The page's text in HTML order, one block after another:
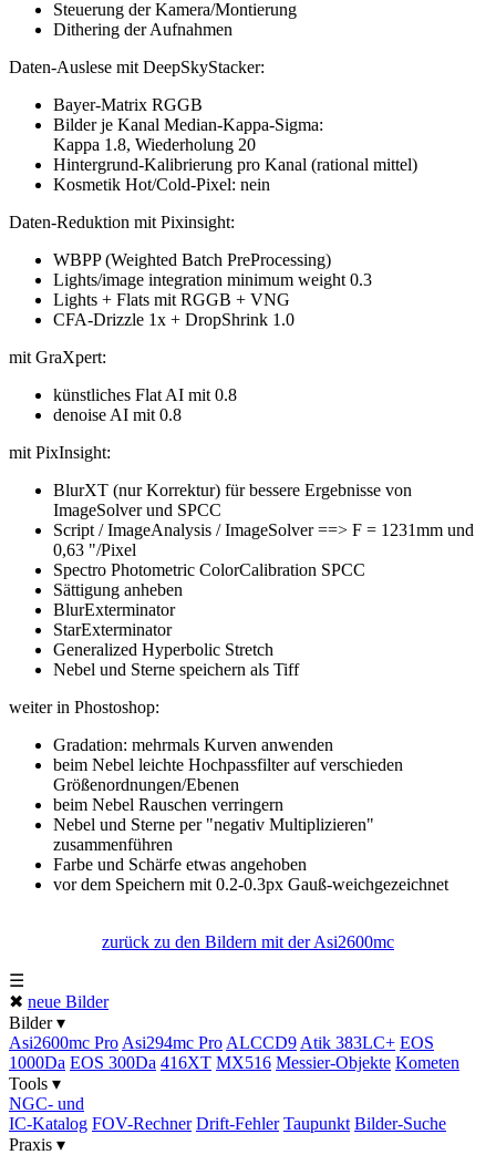
Steuerung der Kamera/Montierung
Dithering der Aufnahmen
Daten-Auslese mit DeepSkyStacker:
Bayer-Matrix RGGB
Bilder je Kanal Median-Kappa-Sigma:
Kappa 1.8, Wiederholung 20
Hintergrund-Kalibrierung pro Kanal (rational mittel)
Kosmetik Hot/Cold-Pixel: nein
Daten-Reduktion mit Pixinsight:
WBPP (Weighted Batch PreProcessing)
Lights/image integration minimum weight 0.3
Lights + Flats mit RGGB + VNG
CFA-Drizzle 1x + DropShrink 1.0
mit GraXpert:
künstliches Flat AI mit 0.8
denoise AI mit 0.8
mit PixInsight:
BlurXT (nur Korrektur) für bessere Ergebnisse von
ImageSolver und SPCC
Script / ImageAnalysis / ImageSolver ==> F = 1231mm und
0,63 "/Pixel
Spectro Photometric ColorCalibration SPCC
Sättigung anheben
BlurExterminator
StarExterminator
Generalized Hyperbolic Stretch
Nebel und Sterne speichern als Tiff
weiter in Phostoshop:
Gradation: mehrmals Kurven anwenden
beim Nebel leichte Hochpassfilter auf verschieden
Größenordnungen/Ebenen
beim Nebel Rauschen verringern
Nebel und Sterne per "negativ Multiplizieren"
zusammenführen
Farbe und Schärfe etwas angehoben
vor dem Speichern mit 0.2-0.3px Gauß-weichgezeichnet
zurück zu den Bildern mit der Asi2600mc
☰
✖ neue Bilder
Bilder ▾
Asi2600mc Pro Asi294mc Pro ALCCD9 Atik 383LC+ EOS
1000Da EOS 300Da 416XT MX516 Messier-Objekte Kometen
Tools ▾
NGC- und
IC-Katalog FOV-Rechner Drift-Fehler Taupunkt Bilder-Suche
Praxis ▾